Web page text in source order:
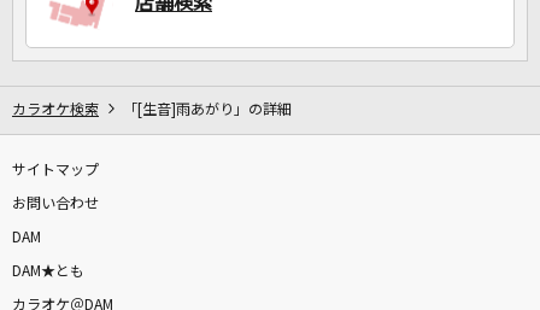
カラオケ検索 「[生音]雨あがり」の詳細
サイトマップ
お問い合わせ
DAM
DAM★とも
カラオケ＠DAM